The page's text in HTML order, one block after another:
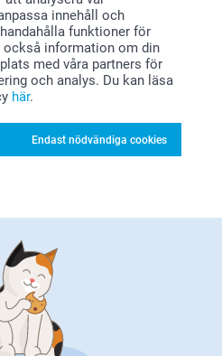
innehåll och
funktioner för
information om din
med våra partners för
och analys. Du kan läsa
här.
Endast nödvändiga cookies
inspiration?
kundservice